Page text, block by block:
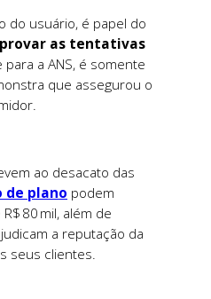
do usuário, é papel do
as tentativas
a ANS, é somente
que assegurou o
ao desacato das
de plano podem
80 mil, além de
a reputação da
seus clientes.